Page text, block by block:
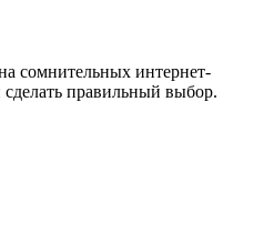
сомнительных интернет-
сделать правильный выбор.